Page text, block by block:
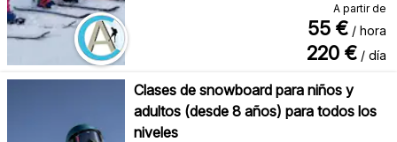
A partir de
55 € / hora
220 € / día
Clases de snowboard para niños y
adultos (desde 8 años) para todos los
niveles